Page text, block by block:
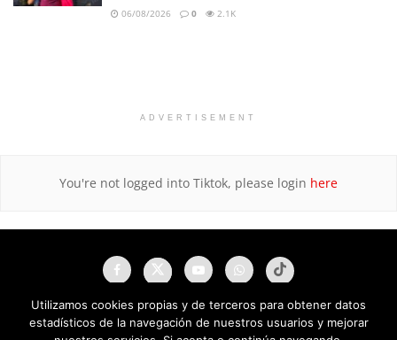
06/08/2026 0 2.1K
ADVERTISEMENT
You're not logged into Tiktok, please login here
Utilizamos cookies propias y de terceros para obtener datos
estadísticos de la navegación de nuestros usuarios y mejorar